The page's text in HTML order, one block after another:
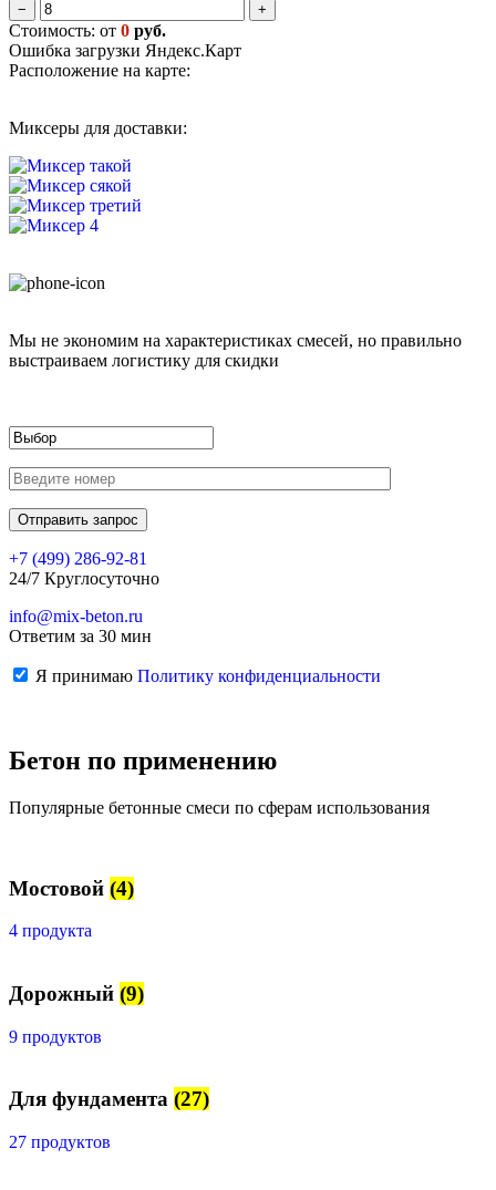
− +
Стоимость: от 0 руб.
Ошибка загрузки Яндекс.Карт
Расположение на карте:
Миксеры для доставки:
Мы не экономим на характеристиках смесей, но правильно
выстраиваем логистику для скидки
+7 (499) 286-92-81
24/7 Круглосуточно
info@mix-beton.ru
Ответим за 30 мин
Я принимаю Политику конфиденциальности
Бетон по применению
Популярные бетонные смеси по сферам использования
Мостовой (4)
4 продукта
Дорожный (9)
9 продуктов
Для фундамента (27)
27 продуктов